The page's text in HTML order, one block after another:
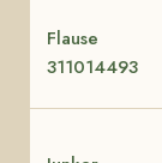
Flause
311014493